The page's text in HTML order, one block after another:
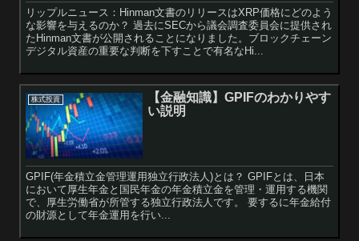
リップルニュース：Hinman文書のリリースはXRP価格にどのよう
な影響を与えるのか？ 過去にSECから議会調査委員会に提供され
たHinman文書が公開されることになりました。ブロックチェーン
デジタル資産の重要な判断を下すことで有名なHi...
株式投資
【金融知識】GPIFのわかりやす
い説明
GPIF(年金積立金管理運用独立行政法人)とは？ GPIFとは、日本
において厚生年金と国民年金の年金積立金を管理・運用する機関
で、厚生労働省が所管する独立行政法人です。 要するに年金給付
の財源として年金運用を行い...